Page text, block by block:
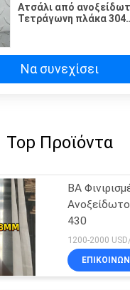
Ατσάλι από
Τετράγωνη πλάκα 304
Να συνεχίσει
Top Προϊόντα
BA
430